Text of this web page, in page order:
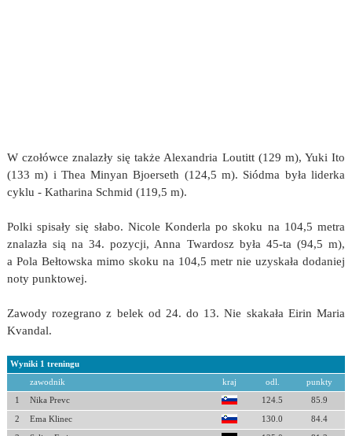
W czołówce znalazły się także Alexandria Loutitt (129 m), Yuki Ito
(133 m) i Thea Minyan Bjoerseth (124,5 m). Siódma była liderka
cyklu - Katharina Schmid (119,5 m).
Polki spisały się słabo. Nicole Konderla po skoku na 104,5 metra
znalazła sią na 34. pozycji, Anna Twardosz była 45-ta (94,5 m),
a Pola Bełtowska mimo skoku na 104,5 metr nie uzyskała dodaniej
noty punktowej.
Zawody rozegrano z belek od 24. do 13. Nie skakała Eirin Maria
Kvandal.
Wyniki 1 treningu
zawodnik kraj odl. punkty
1 Nika Prevc 124.5 85.9
2 Ema Klinec 130.0 84.4